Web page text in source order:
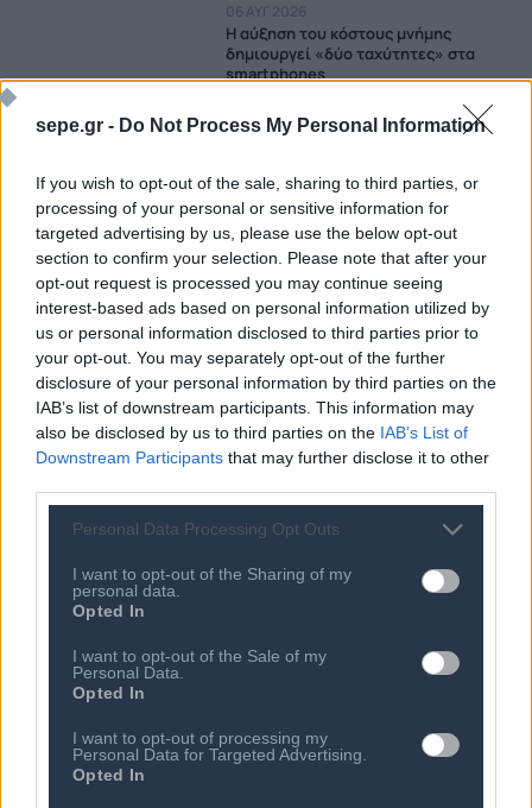
sepe.gr - Do Not Process My Personal Information
If you wish to opt-out of the sale, sharing to third parties, or
processing of your personal or sensitive information for
targeted advertising by us, please use the below opt-out
section to confirm your selection. Please note that after your
opt-out request is processed you may continue seeing
interest-based ads based on personal information utilized by
us or personal information disclosed to third parties prior to
your opt-out. You may separately opt-out of the further
disclosure of your personal information by third parties on the
IAB’s list of downstream participants. This information may
also be disclosed by us to third parties on the IAB’s List of
Downstream Participants that may further disclose it to other
Personal Data Processing Opt Outs
I want to opt-out of the Sharing of my
personal data.
Opted In
I want to opt-out of the Sale of my
Personal Data.
Opted In
I want to opt-out of processing my
Personal Data for Targeted Advertising.
Opted In
06 ΑΥΓ 2026
Η αύξηση του κόστους μνήμης
δημιουργεί «δύο ταχύτητες» στα
smartphones
06 ΑΥΓ 2026
AI, cloud υπηρεσίες και γνωστά
phishing
05 ΑΥΓ 2026
iPhone 17 Pro: Η παγκόσμια κατάταξη
τιμών για το 2026 – Ποια είναι η
ακριβότερη αγορά
05 ΑΥΓ 2026
Google: Αντιμέτωπη με ομαδική
αγωγή 5 δισ. λιρών στο Ηνωμένο
Βασίλειο
05 ΑΥΓ 2026
Ο «νονός της AI» φοβάται ότι η
δικούς της στόχους